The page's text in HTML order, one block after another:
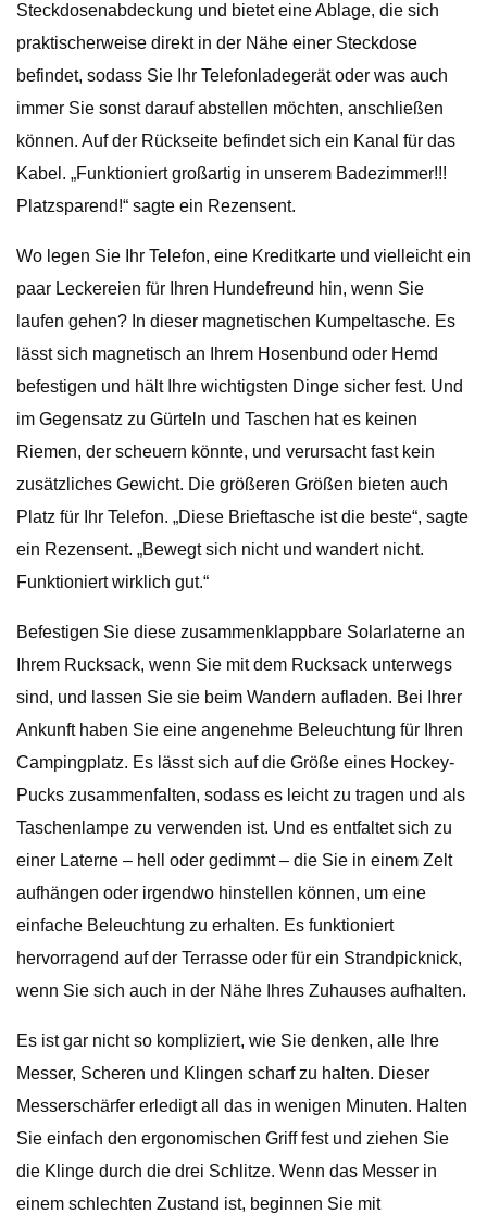
Steckdosenabdeckung und bietet eine Ablage, die sich
praktischerweise direkt in der Nähe einer Steckdose
befindet, sodass Sie Ihr Telefonladegerät oder was auch
immer Sie sonst darauf abstellen möchten, anschließen
können. Auf der Rückseite befindet sich ein Kanal für das
Kabel. „Funktioniert großartig in unserem Badezimmer!!!
Platzsparend!“ sagte ein Rezensent.
Wo legen Sie Ihr Telefon, eine Kreditkarte und vielleicht ein
paar Leckereien für Ihren Hundefreund hin, wenn Sie
laufen gehen? In dieser magnetischen Kumpeltasche. Es
lässt sich magnetisch an Ihrem Hosenbund oder Hemd
befestigen und hält Ihre wichtigsten Dinge sicher fest. Und
im Gegensatz zu Gürteln und Taschen hat es keinen
Riemen, der scheuern könnte, und verursacht fast kein
zusätzliches Gewicht. Die größeren Größen bieten auch
Platz für Ihr Telefon. „Diese Brieftasche ist die beste“, sagte
ein Rezensent. „Bewegt sich nicht und wandert nicht.
Funktioniert wirklich gut.“
Befestigen Sie diese zusammenklappbare Solarlaterne an
Ihrem Rucksack, wenn Sie mit dem Rucksack unterwegs
sind, und lassen Sie sie beim Wandern aufladen. Bei Ihrer
Ankunft haben Sie eine angenehme Beleuchtung für Ihren
Campingplatz. Es lässt sich auf die Größe eines Hockey-
Pucks zusammenfalten, sodass es leicht zu tragen und als
Taschenlampe zu verwenden ist. Und es entfaltet sich zu
einer Laterne – hell oder gedimmt – die Sie in einem Zelt
aufhängen oder irgendwo hinstellen können, um eine
einfache Beleuchtung zu erhalten. Es funktioniert
hervorragend auf der Terrasse oder für ein Strandpicknick,
wenn Sie sich auch in der Nähe Ihres Zuhauses aufhalten.
Es ist gar nicht so kompliziert, wie Sie denken, alle Ihre
Messer, Scheren und Klingen scharf zu halten. Dieser
Messerschärfer erledigt all das in wenigen Minuten. Halten
Sie einfach den ergonomischen Griff fest und ziehen Sie
die Klinge durch die drei Schlitze. Wenn das Messer in
einem schlechten Zustand ist, beginnen Sie mit